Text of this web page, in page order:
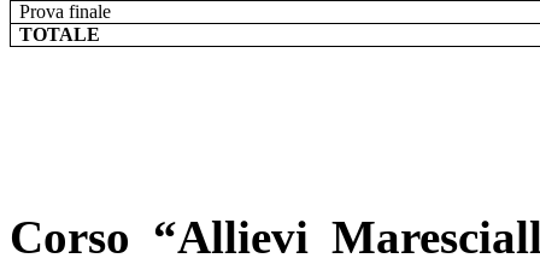
Prova finale
TOTALE
Corso “Allievi